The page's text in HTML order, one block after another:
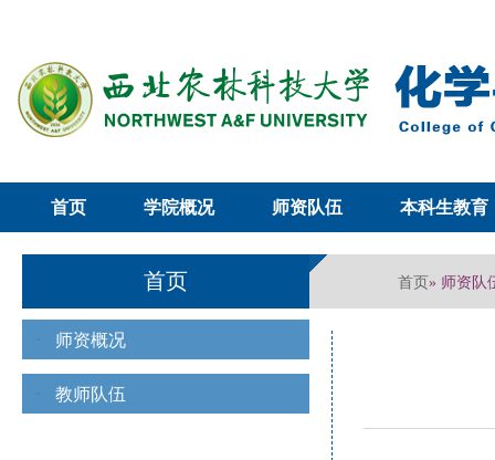
首页 学院概况 师资队伍 本科生教育
首页 首页» 师资队
师资概况
教师队伍